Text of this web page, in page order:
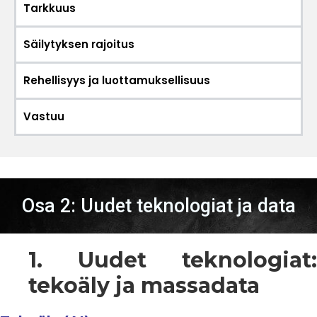
Tarkkuus
Säilytyksen rajoitus
Rehellisyys ja luottamuksellisuus
Vastuu
Osa 2: Uudet teknologiat ja data
1. Uudet teknologiat:
tekoäly ja massadata